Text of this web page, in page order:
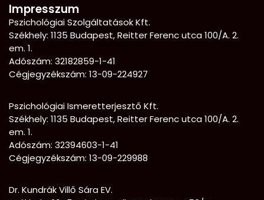
Impresszum
Pszichológiai Szolgáltatások Kft.
Székhely: 1135 Budapest, Reitter Ferenc utca 100/A. 2.
em. 1.
Adószám: 32182859-1-41
Cégjegyzékszám: 13-09-224927
Pszichológiai Ismeretterjesztő Kft.
Székhely: 1135 Budapest, Reitter Ferenc utca 100/A. 2.
em. 1.
Adószám: 32394603-1-41
Cégjegyzékszám: 13-09-229988
Dr. Kundrák Villő Sára EV.